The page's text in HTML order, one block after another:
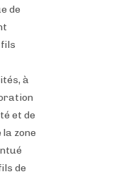
de
à
et de
la zone
de